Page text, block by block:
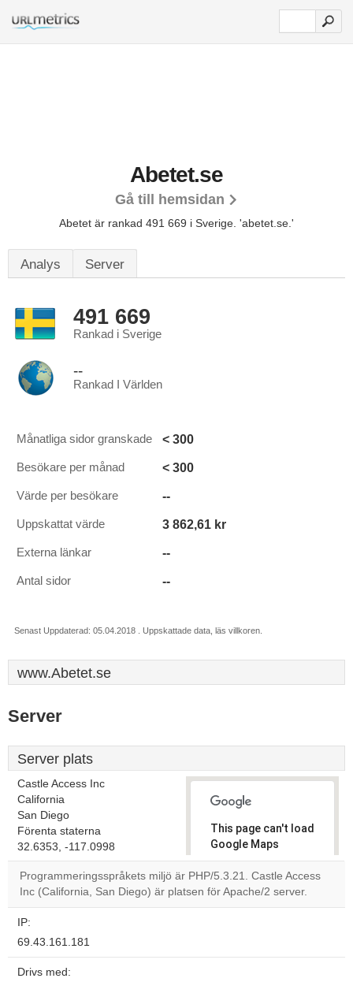
Abetet.se
Gå till hemsidan
Abetet är rankad 491 669 i Sverige. 'abetet.se.'
Analys Server
491 669
Rankad i Sverige
--
Rankad I Världen
Månatliga sidor granskade < 300
Besökare per månad < 300
Värde per besökare --
Uppskattat värde 3 862,61 kr
Externa länkar --
Antal sidor --
Senast Uppdaterad: 05.04.2018 . Uppskattade data, läs villkoren.
www.Abetet.se
Server
Server plats
Castle Access Inc
California
San Diego
Förenta staterna
32.6353, -117.0998
This page can't load
Google Maps
correctly.
Do you
own this
OK
Programmeringsspråkets miljö är PHP/5.3.21. Castle Access
Inc (California, San Diego) är platsen för Apache/2 server.
IP:
69.43.161.181
Drivs med: